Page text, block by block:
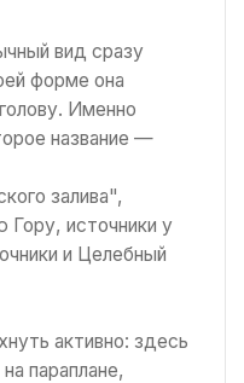
вид сразу
форме она
Именно
название —
залива",
Гору, источники у
и Целебный
активно: здесь
параплане,